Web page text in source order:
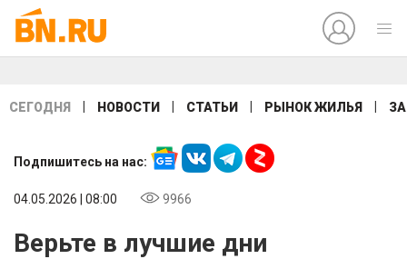
СЕГОДНЯ НОВОСТИ СТАТЬИ РЫНОК ЖИЛЬЯ
Подпишитесь на нас:
04.05.2026 | 08:00 9966
Верьте в лучшие дни